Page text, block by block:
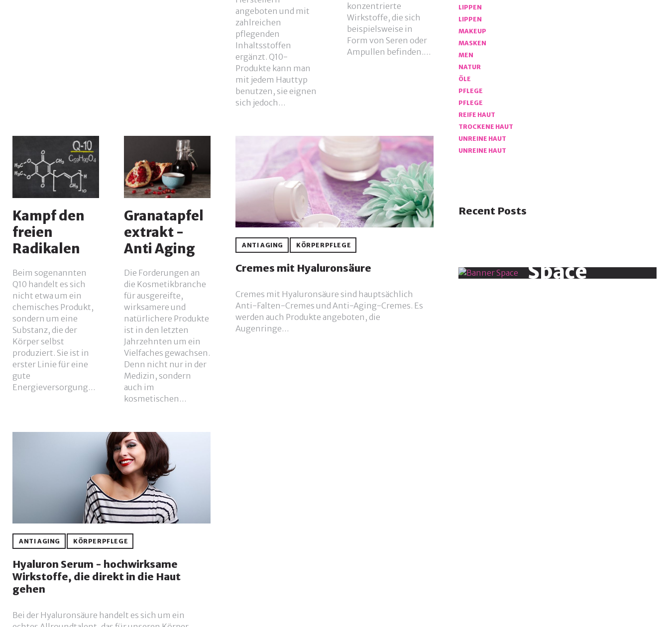
angeboten und mit
zahlreichen
pflegenden
Inhaltsstoffen
ergänzt. Q10-
Produkte kann man
mit jedem Hauttyp
benutzen, sie eignen
sich jedoch…
konzentrierte
Wirkstoffe, die sich
beispielsweise in
Form von Seren oder
Ampullen befinden.…
Kampf den
freien
Radikalen
Beim sogenannten
Q10 handelt es sich
nicht etwa um ein
chemisches Produkt,
sondern um eine
Substanz, die der
Körper selbst
produziert. Sie ist in
erster Linie für eine
gute
Energieversorgung…
Granatapfel
extrakt -
Anti Aging
Die Forderungen an
die Kosmetikbranche
für ausgereifte,
wirksamere und
natürlichere Produkte
ist in den letzten
Jahrzehnten um ein
Vielfaches gewachsen.
Denn nicht nur in der
Medizin, sondern
auch im
kosmetischen…
ANTI AGING KÖRPERPFLEGE
Cremes mit Hyaluronsäure
Cremes mit Hyaluronsäure sind hauptsächlich
Anti-Falten-Cremes und Anti-Aging-Cremes. Es
werden auch Produkte angeboten, die
Augenringe…
ANTI AGING KÖRPERPFLEGE
Hyaluron Serum - hochwirksame
Wirkstoffe, die direkt in die Haut
gehen
Bei der Hyaluronsäure handelt es sich um ein
LIPPEN
LIPPEN
MAKEUP
MASKEN
MEN
NATUR
ÖLE
PFLEGE
PFLEGE
REIFE HAUT
TROCKENE HAUT
UNREINE HAUT
UNREINE HAUT
Recent Posts
Space